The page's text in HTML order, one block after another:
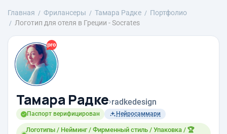
Главная Фрилансеры Тамара Радке
Портфолио
Логотип для отеля в Греции - Socrates
Тамара Радке›radkedesign
Паспорт верифицирован Нейросаммари
Логотипы / Нейминг / Фирменный стиль / Упаковка / 🏆